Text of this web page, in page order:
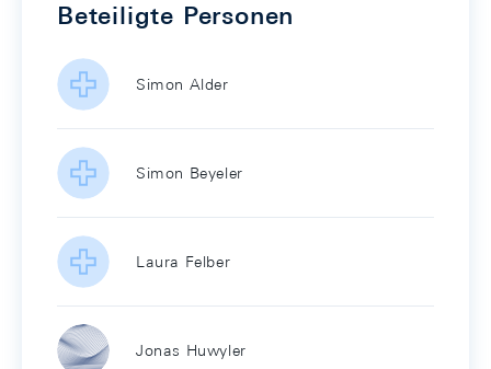
Beteiligte Personen
Simon Alder
Simon Beyeler
Laura Felber
Jonas Huwyler